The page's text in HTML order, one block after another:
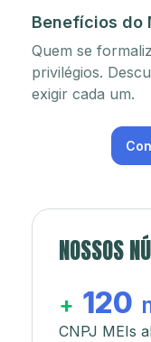
Benefícios do
Quem se
privilégios.
exigir cada um.
NOSSOS
+ 120
CNPJ MEIs